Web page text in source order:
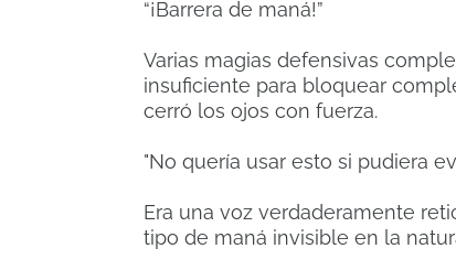
“¡Barrera de maná!”
Varias magias defensivas
insuficiente para bloquear
cerró los ojos con fuerza.
"No quería usar esto si pudiera
Era una voz verdaderamente
tipo de maná invisible en la